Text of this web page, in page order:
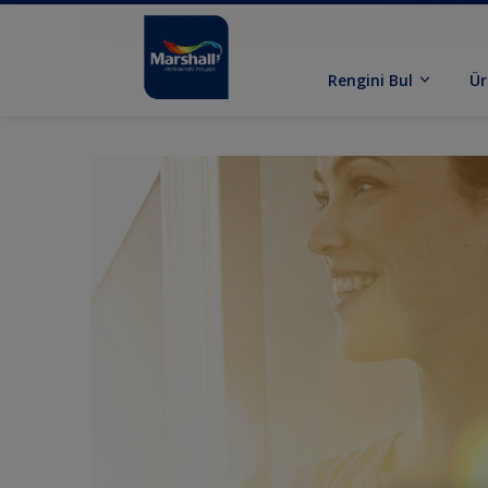
Rengini Bul